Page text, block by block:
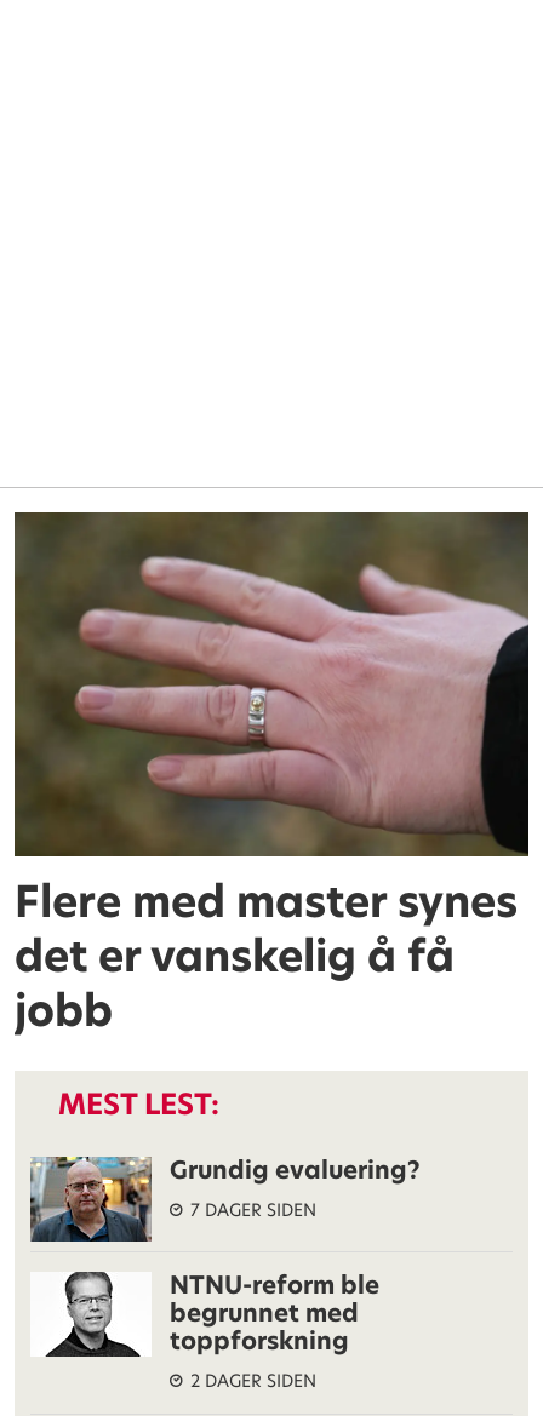
Flere med master synes
det er vanskelig å få
jobb
MEST LEST:
Grundig evaluering?
7 DAGER SIDEN
NTNU-reform ble
begrunnet med
toppforskning
2 DAGER SIDEN